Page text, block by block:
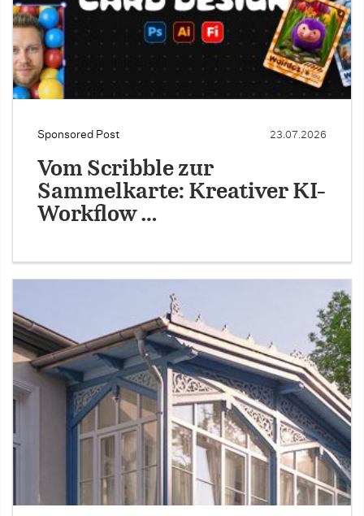
Sponsored Post 23.07.2026
Vom Scribble zur
Sammelkarte: Kreativer KI-
Workflow …